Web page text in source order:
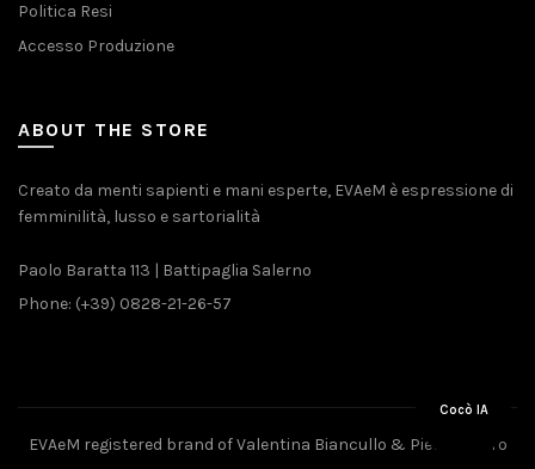
Politica Resi
Accesso Produzione
ABOUT THE STORE
Creato da menti sapienti e mani esperte, EVAeM è espressione di
femminilità, lusso e sartorialità
Paolo Baratta 113 | Battipaglia Salerno
Phone: (+39) 0828-21-26-57
EVAeM registered brand of Valentina Biancullo & Pietro Piliero
Cocò IA